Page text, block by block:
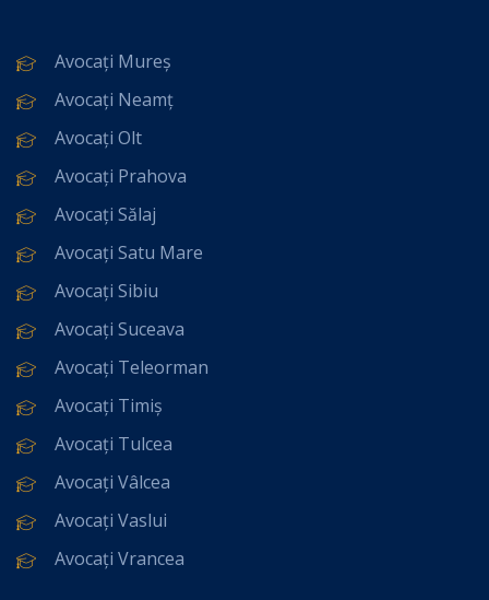
Avocați Mureș
Avocați Neamț
Avocați Olt
Avocați Prahova
Avocați Sălaj
Avocați Satu Mare
Avocați Sibiu
Avocați Suceava
Avocați Teleorman
Avocați Timiș
Avocați Tulcea
Avocați Vâlcea
Avocați Vaslui
Avocați Vrancea